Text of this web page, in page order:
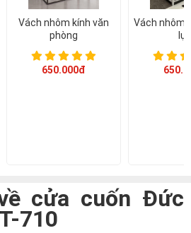
Vách nhôm kính văn
phòng
650.000đ
Vách nhôm
cửa cuốn Đức
710